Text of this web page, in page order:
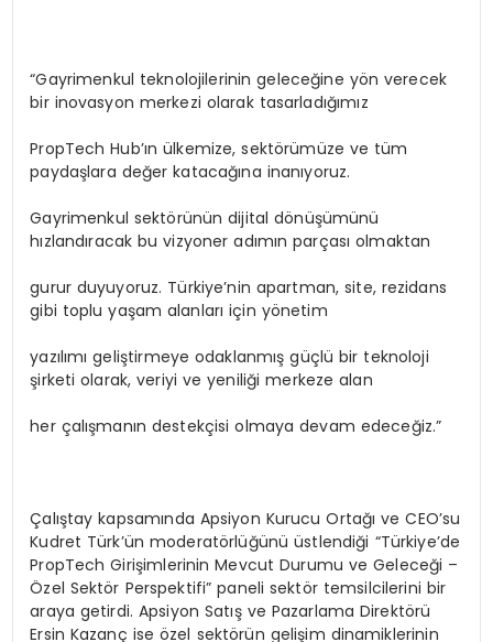
“Gayrimenkul teknolojilerinin geleceğine yön verecek
bir inovasyon merkezi olarak tasarladığımız
PropTech Hub’ın ülkemize, sektörümüze ve tüm
paydaşlara değer katacağına inanıyoruz.
Gayrimenkul sektörünün dijital dönüşümünü
hızlandıracak bu vizyoner adımın parçası olmaktan
gurur duyuyoruz. Türkiye’nin apartman, site, rezidans
gibi toplu yaşam alanları için yönetim
yazılımı geliştirmeye odaklanmış güçlü bir teknoloji
şirketi olarak, veriyi ve yeniliği merkeze alan
her çalışmanın destekçisi olmaya devam edeceğiz.”
Çalıştay kapsamında Apsiyon Kurucu Ortağı ve CEO’su
Kudret Türk’ün moderatörlüğünü üstlendiği “Türkiye’de
PropTech Girişimlerinin Mevcut Durumu ve Geleceği –
Özel Sektör Perspektifi” paneli sektör temsilcilerini bir
araya getirdi. Apsiyon Satış ve Pazarlama Direktörü
Ersin Kazanç ise özel sektörün gelişim dinamiklerinin